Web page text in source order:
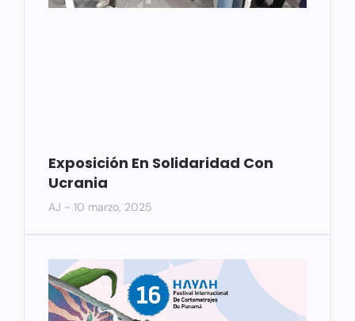
Exposición En Solidaridad Con
Ucrania
AJ 10 marzo, 2025